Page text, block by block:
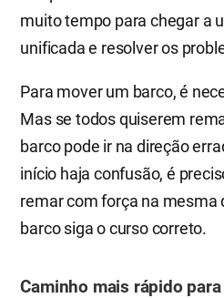
muito tempo para chegar a
unificada e resolver os
Para mover um barco, é
Mas se todos quiserem
barco pode ir na direção
início haja confusão, é
remar com força na mesma
barco siga o curso correto.
Caminho mais rápido